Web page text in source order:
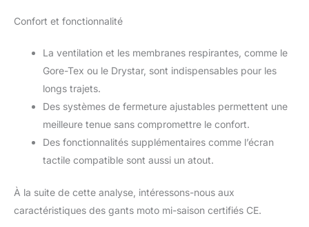
Confort et fonctionnalité
La ventilation et les membranes respirantes, comme le
Gore-Tex ou le Drystar, sont indispensables pour les
longs trajets.
Des systèmes de fermeture ajustables permettent une
meilleure tenue sans compromettre le confort.
Des fonctionnalités supplémentaires comme l’écran
tactile compatible sont aussi un atout.
À la suite de cette analyse, intéressons-nous aux
caractéristiques des gants moto mi-saison certifiés CE.